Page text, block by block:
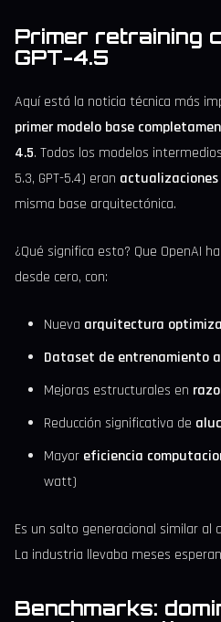
Primer retraining
GPT-4.5
Aquí está la noticia técnica más
primer modelo base
4.5. Todos los modelos intermedios
5.3, GPT-5.4) eran
misma base arquitectónica.
¿Qué significa esto? Que OpenAI
desde cero, con:
Nueva arquitectura
Dataset de entrenamiento
Mejoras estructurales en
Reducción significativa de
Mayor eficiencia
watt)
Es un salto generacional similar al
La industria llevaba meses
Benchmarks: